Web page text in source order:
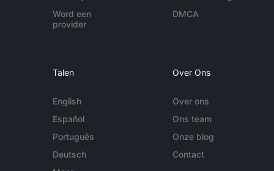
Word een
provider
DMCA
Talen
English
Español
Português
Deutsch
Over Ons
Over ons
Ons team
Onze blog
Contact